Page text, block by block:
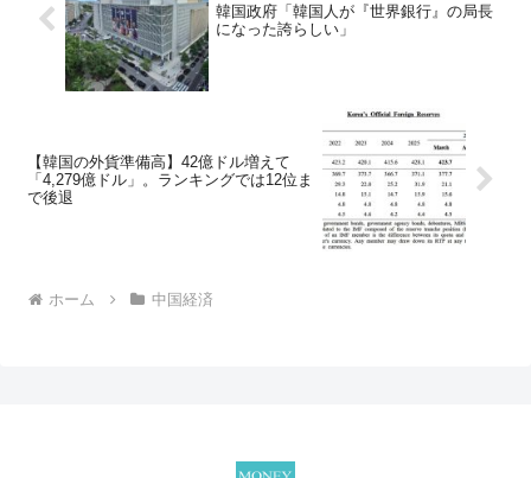
韓国政府「韓国人が『世界銀行』の局長
になった誇らしい」
【韓国の外貨準備高】42億ドル増えて
「4,279億ドル」。ランキングでは12位ま
で後退
ホーム 中国経済